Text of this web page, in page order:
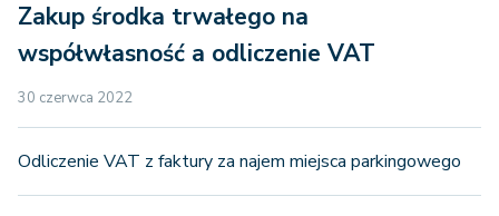
Zakup środka trwałego na
współwłasność a odliczenie VAT
30 czerwca 2022
Odliczenie VAT z faktury za najem miejsca parkingowego